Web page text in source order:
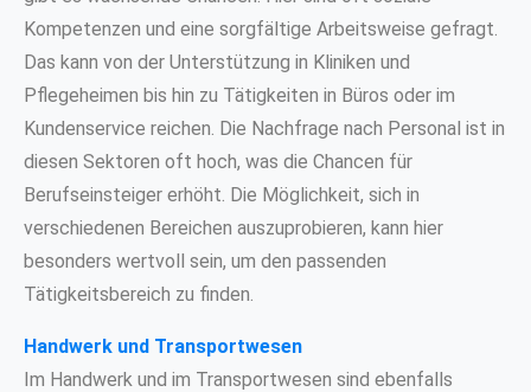
Kompetenzen und eine sorgfältige Arbeitsweise gefragt.
Das kann von der Unterstützung in Kliniken und
Pflegeheimen bis hin zu Tätigkeiten in Büros oder im
Kundenservice reichen. Die Nachfrage nach Personal ist in
diesen Sektoren oft hoch, was die Chancen für
Berufseinsteiger erhöht. Die Möglichkeit, sich in
verschiedenen Bereichen auszuprobieren, kann hier
besonders wertvoll sein, um den passenden
Tätigkeitsbereich zu finden.
Handwerk und Transportwesen
Im Handwerk und im Transportwesen sind ebenfalls